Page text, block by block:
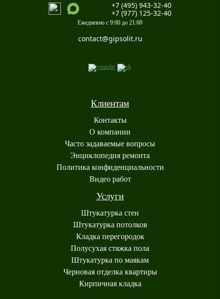
+7 (495) 943-32-40
+7 (977) 125-32-40
Ежедневно с 9:00 до 21:00
contact@gipsolit.ru
Клиентам
Контакты
О компании
Часто задаваемые вопросы
Энциклопедия ремонта
Политика конфиденциальности
Видео работ
Услуги
Штукатурка стен
Штукатурка потолков
Кладка перегородок
Полусухая стяжка пола
Штукатурка по маякам
Черновая отделка квартиры
Кирпичная кладка